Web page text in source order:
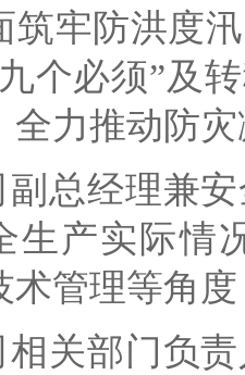
筑牢防洪度
个必须”及
全力推动防
副总经理兼
生产实际情
术管理等角
相关部门负